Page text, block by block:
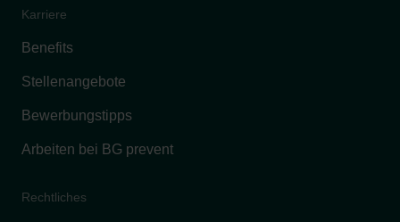
Karriere
Benefits
Stellenangebote
Bewerbungstipps
Arbeiten bei BG prevent
Rechtliches